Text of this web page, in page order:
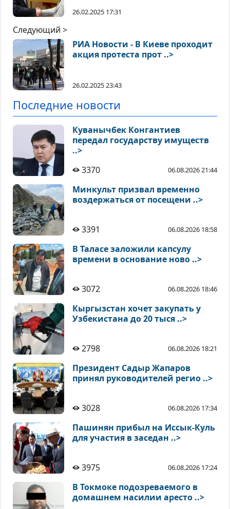
26.02.2025 17:31
Следующий >
РИА Новости - В Киеве проходит
акция протеста прот ..>
26.02.2025 23:43
Последние новости
Куванычбек Конгантиев
передал государству имуществ
..>
3370
06.08.2026 21:44
Минкульт призвал временно
воздержаться от посещени ..>
3391 06.08.2026 18:58
В Таласе заложили капсулу
времени в основание ново ..>
3072 06.08.2026 18:46
Кыргызстан хочет закупать у
Узбекистана до 20 тыся ..>
2798 06.08.2026 18:21
Президент Садыр Жапаров
принял руководителей регио ..>
3028 06.08.2026 17:34
Пашинян прибыл на Иссык-Куль
для участия в заседан ..>
3975 06.08.2026 17:24
В Токмоке подозреваемого в
домашнем насилии аресто ..>